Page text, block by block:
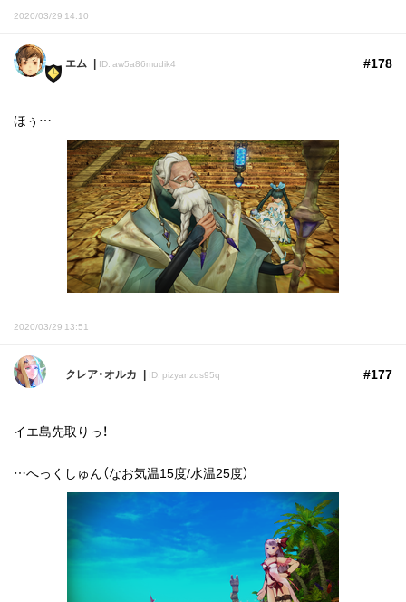
2020/03/29 14:10
エム ID: aw5a86mudik4 #178
ほぅ…
2020/03/29 13:51
クレア・オルカ ID: pizyanzqs95q #177
イエ島先取りっ！
…へっくしゅん（なお気温15度/水温25度）